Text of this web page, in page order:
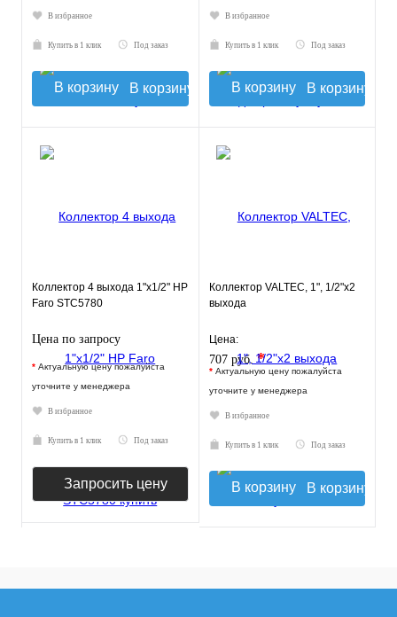
В избранное
Купить в 1 клик Под заказ
В корзину
В избранное
Купить в 1 клик Под заказ
В корзину
Коллектор 4 выхода 1"х1/2" НР
Faro STC5780
Цена по запросу
* Актуальную цену пожалуйста
уточните у менеджера
В избранное
Купить в 1 клик Под заказ
Запросить цену
Коллектор VALTEC, 1", 1/2"х2
выхода
Цена:
707 руб.*
* Актуальную цену пожалуйста
уточните у менеджера
В избранное
Купить в 1 клик Под заказ
В корзину